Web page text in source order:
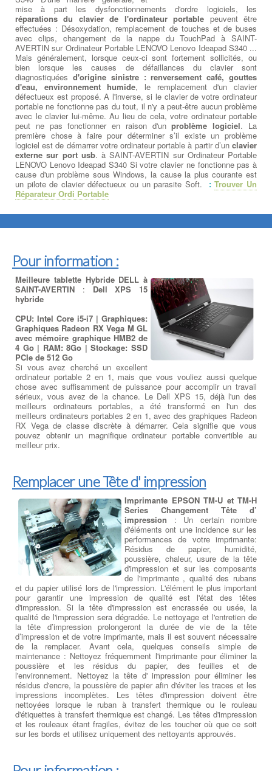
mise à part les dysfonctionnements d'ordre logiciels, les
réparations du clavier de l'ordinateur portable peuvent être
effectuées : Désoxydation, remplacement de touches et de buses
avec clips, changement de la nappe du TouchPad à SAINT-
AVERTIN sur Ordinateur Portable LENOVO Lenovo Ideapad S340 ...
Mais généralement, lorsque ceux-ci sont fortement sollicités, ou
bien lorsque les causes de défaillances du clavier sont
diagnostiquées d'origine sinistre : renversement café, gouttes
d'eau, environnement humide, le remplacement d'un clavier
défectueux est proposé. A l'inverse, si le clavier de votre ordinateur
portable ne fonctionne pas du tout, il n'y a peut-être aucun problème
avec le clavier lui-même. Au lieu de cela, votre ordinateur portable
peut ne pas fonctionner en raison d'unproblème logiciel. La
première chose à faire pour déterminer s’il existe un problème
logiciel est de démarrer votre ordinateur portable à partir d’un clavier
externe sur port usb. à SAINT-AVERTIN sur Ordinateur Portable
LENOVO Lenovo Ideapad S340 Si votre clavier ne fonctionne pas à
cause d'un problème sous Windows, la cause la plus courante est
un pilote de clavier défectueux ou un parasite Soft. :Trouver Un
Réparateur Ordi Portable
Pour information :
Meilleure tablette Hybride DELL à
SAINT-AVERTIN : Dell XPS 15
hybride
CPU: Intel Core i5-i7 | Graphiques:
Graphiques Radeon RX Vega M GL
avec mémoire graphique HMB2 de
4 Go | RAM: 8Go | Stockage: SSD
PCIe de 512 Go
Si vous avez cherché un excellent
ordinateur portable 2 en 1, mais que vous vouliez aussi quelque
chose avec suffisamment de puissance pour accomplir un travail
sérieux, vous avez de la chance. Le Dell XPS 15, déjà l'un des
meilleurs ordinateurs portables, a été transformé en l'un des
meilleurs ordinateurs portables 2 en 1, avec des graphiques Radeon
RX Vega de classe discrète à démarrer. Cela signifie que vous
pouvez obtenir un magnifique ordinateur portable convertible au
meilleur prix.
Remplacer une Tête d' impression
Imprimante EPSON TM-U et TM-H
Series Changement Tête d’
impression : Un certain nombre
d'éléments ont une incidence sur les
performances de votre imprimante:
Résidus de papier, humidité,
poussière, chaleur, usure de la tête
d'impression et sur les composants
de l'imprimante , qualité des rubans
et du papier utilisé lors de l'impression. L'élément le plus important
pour garantir une impression de qualité est l'état des têtes
d'impression. Si la tête d'impression est encrassée ou usée, la
qualité de l'impression sera dégradée. Le nettoyage et l'entretien de
la tête d’impression prolongeront la durée de vie de la tête
d’impression et de votre imprimante, mais il est souvent nécessaire
de la remplacer. Avant cela, quelques conseils simple de
maintenance : Nettoyez fréquemment l'imprimante pour éliminer la
poussière et les résidus du papier, des feuilles et de
l'environnement. Nettoyez la tête d' impression pour éliminer les
résidus d'encre, la poussière de papier afin d'éviter les traces et les
impressions incomplètes. Les têtes d'impression doivent être
nettoyées lorsque le ruban à transfert thermique ou le rouleau
d'étiquettes à transfert thermique est changé. Les têtes d'impression
et les rouleaux étant fragiles, évitez de les toucher où que ce soit
sur les bords et utilisez uniquement des nettoyants approuvés.